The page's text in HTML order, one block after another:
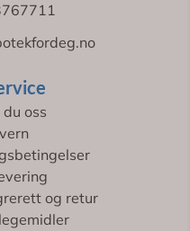
oss
og retur